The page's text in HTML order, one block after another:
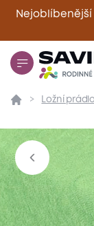
PřehledLožní prádlo